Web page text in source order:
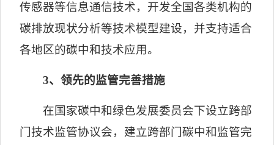
传感器等信息通信技术，开发全国各类机构的
碳排放现状分析等技术模型建设，并支持适合
各地区的碳中和技术应用。
3、领先的监管完善措施
在国家碳中和绿色发展委员会下设立跨部
门技术监管协议会，建立跨部门碳中和监管完